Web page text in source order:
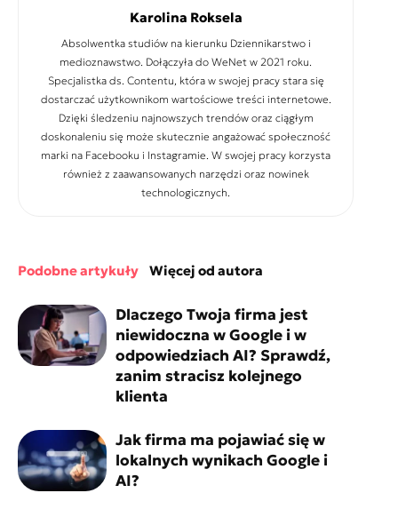
Karolina Roksela
Absolwentka studiów na kierunku Dziennikarstwo i
medioznawstwo. Dołączyła do WeNet w 2021 roku.
Specjalistka ds. Contentu, która w swojej pracy stara się
dostarczać użytkownikom wartościowe treści internetowe.
Dzięki śledzeniu najnowszych trendów oraz ciągłym
doskonaleniu się może skutecznie angażować społeczność
marki na Facebooku i Instagramie. W swojej pracy korzysta
również z zaawansowanych narzędzi oraz nowinek
technologicznych.
podobne artykuły więcej od autora
Dlaczego Twoja firma jest
niewidoczna w Google i w
odpowiedziach AI? Sprawdź,
zanim stracisz kolejnego
klienta
Jak firma ma pojawiać się w
lokalnych wynikach Google i
AI?